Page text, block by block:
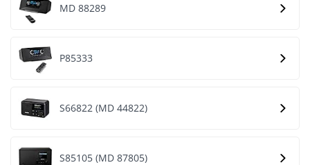
MD 88289
P85333
S66822 (MD 44822)
S85105 (MD 87805)